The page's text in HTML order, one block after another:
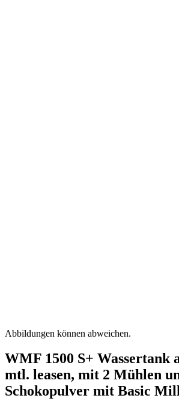
Abbildungen können abweichen.
WMF 1500 S+ Wassertank
mtl. leasen, mit 2 Mühlen
Schokopulver mit Basic